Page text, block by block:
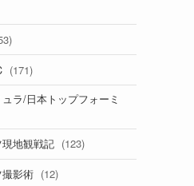
(171)
ラ/日本トップフォーミ
地観戦記 (123)
影術 (12)